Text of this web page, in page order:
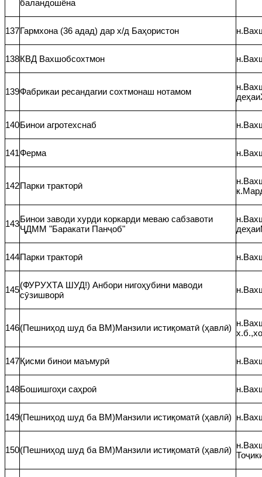
баландошёна
137Гармхона (36 адад) дар х/д Баҳористон
138КВД Вахшобсохтмон
139Фабрикаи ресандагии сохтмонаш нотамом
140Бинои агротехснаб
141Ферма
142Парки тракторӣ
143Бинои заводи хурди коркарди меваю сабзавоти
ҶДММ "Баракати Панҷоб"
144Парки тракторӣ
145(ФУРУХТА ШУД!) Анбори нигоҳубини маводи
сӯзишворӣ
146(Пешниҳод шуд ба ВМ)Манзили истиқоматӣ (ҳавлӣ)
147Қисми бинои маъмурӣ
148Бошишгоҳи саҳроӣ
149(Пешниҳод шуд ба ВМ)Манзили истиқоматӣ (ҳавлӣ)
150(Пешниҳод шуд ба ВМ)Манзили истиқоматӣ (ҳавлӣ)